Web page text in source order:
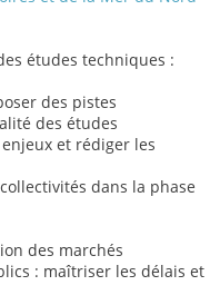
études techniques :
des pistes
des études
et rédiger les
dans la phase
des marchés
: maîtriser les délais et